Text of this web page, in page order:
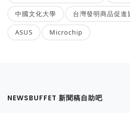
中國文化大學 台灣發明商品促進
ASUS Microchip
NEWSBUFFET 新聞稿自助吧